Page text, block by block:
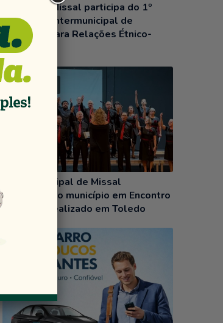
Equipe de Missal participa do 1º
Seminário Intermunicipal de
Educação para Relações Étnico-
Raciais
04/08/2026
Coral Municipal de Missal
representa o município em Encontro
de Corais realizado em Toledo